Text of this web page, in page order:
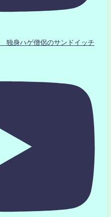
独身ハゲ僧侶のサンドイッチ